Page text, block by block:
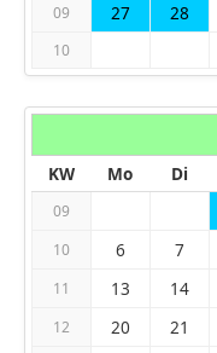
09 27 28
10
KW
Mo Di
09
10 6 7
11 13 14
12 20 21